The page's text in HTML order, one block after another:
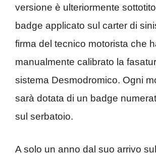
versione è ulteriormente
badge applicato sul carter di
firma del tecnico motorista che
manualmente calibrato la
sistema Desmodromico. Ogni
sarà dotata di un badge
sul serbatoio.
A solo un anno dal suo arrivo